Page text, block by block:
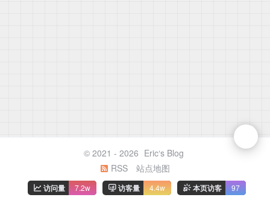
© 2021 - 2026 Eric‘s Blog
RSS
站点地图
访问量 7.2w 访客量 4.4w 本页访客 97